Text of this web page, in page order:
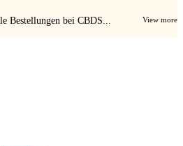
Bestellungen bei CBDS... View more